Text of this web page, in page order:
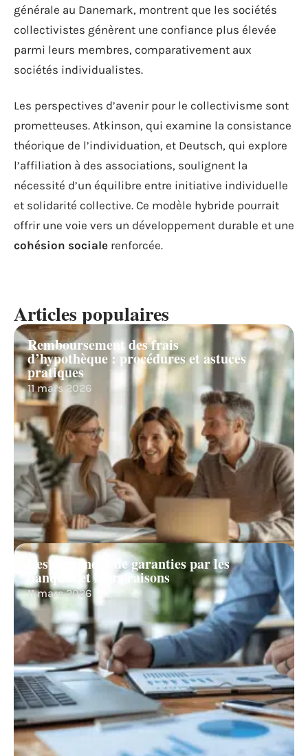
générale au Danemark, montrent que les sociétés
collectivistes génèrent une confiance plus élevée
parmi leurs membres, comparativement aux
sociétés individualistes.
Les perspectives d’avenir pour le collectivisme sont
prometteuses. Atkinson, qui examine la consistance
théorique de l’individuation, et Deutsch, qui explore
l’affiliation à des associations, soulignent la
nécessité d’un équilibre entre initiative individuelle
et solidarité collective. Ce modèle hybride pourrait
offrir une voie vers un développement durable et une
cohésion sociale renforcée.
Articles populaires
Remboursement des frais
d’hypothèque : procédures et astuces
pratiques
11 mars 2026
Les demandes de garanties par les
banques et leurs raisons
11 mars 2026